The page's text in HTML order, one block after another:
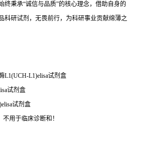
终秉承“诚信与品质”的核心理念，借助自身的
科研试剂，无畏前行，为科研事业贡献绵薄之
L1(UCH-L1)elisa试剂盒
试剂盒
试剂盒
用于临床诊断和！